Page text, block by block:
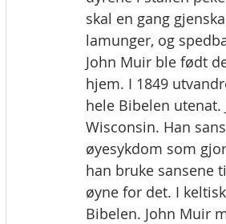
skal en gang
lamunger, og
John Muir ble født
hjem. I 1849
hele Bibelen
Wisconsin. Han
øyesykdom som
han bruke sansene
øyne for det. I
Bibelen. John Muir